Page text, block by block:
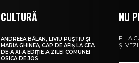
CULTURĂ
ANDREEA BĂLAN, LIVIU PUȘTIU ȘI
MARIA GHINEA, CAP DE AFIȘ LA CEA
DE-A XI-A EDIȚIE A ZILEI COMUNEI
OSICA DE JOS
NU
FI LA
ȘI